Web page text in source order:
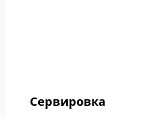
Сервировка